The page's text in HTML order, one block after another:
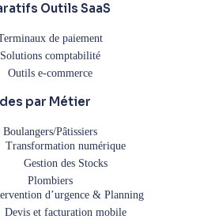
Outils SaaS
de paiement
Solutions comptabilité
Outils e-commerce
par Métier
Boulangers/Pâtissiers
Transformation numérique
Gestion des Stocks
Plombiers
d’urgence & Planning
Devis et facturation mobile